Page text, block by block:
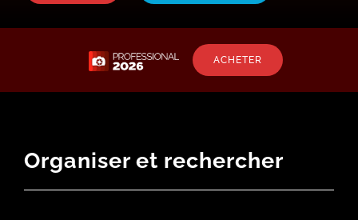
ACHETER
Organiser et rechercher